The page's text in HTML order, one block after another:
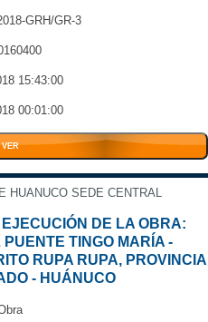
GRH/GR-3
15:43:00
00:01:00
VER
HUANUCO SEDE CENTRAL
DE LA OBRA:
TINGO MARÍA -
RUPA RUPA, PROVINCIA
- HUÁNUCO